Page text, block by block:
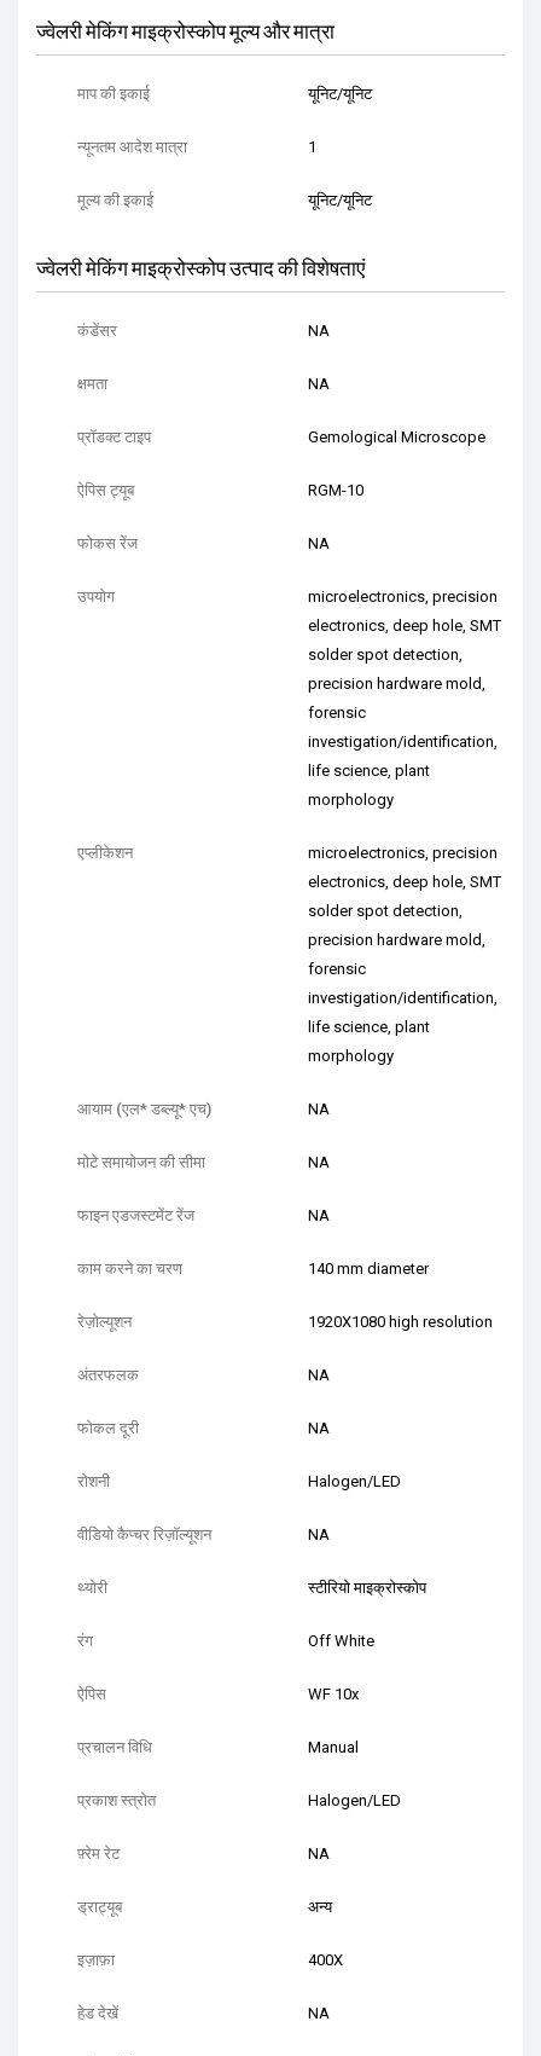
ज्वेलरी मेकिंग माइक्रोस्कोप मूल्य और मात्रा
माप की इकाई यूनिट/यूनिट
न्यूनतम आदेश मात्रा 1
मूल्य की इकाई यूनिट/यूनिट
ज्वेलरी मेकिंग माइक्रोस्कोप उत्पाद की विशेषताएं
कंडेंसर NA
क्षमता NA
प्रॉडक्ट टाइप Gemological Microscope
ऐपिस ट्यूब RGM-10
फोकस रेंज NA
उपयोग
microelectronics, precision
electronics, deep hole, SMT
solder spot detection,
precision hardware mold,
forensic
investigation/identification,
life science, plant
morphology
एप्लीकेशन
microelectronics, precision
electronics, deep hole, SMT
solder spot detection,
precision hardware mold,
forensic
investigation/identification,
life science, plant
morphology
आयाम (एल* डब्ल्यू* एच) NA
मोटे समायोजन की सीमा NA
फाइन एडजस्टमेंट रेंज NA
काम करने का चरण 140 mm diameter
रेज़ोल्यूशन 1920X1080 high resolution
अंतरफलक NA
फोकल दूरी NA
रोशनी Halogen/LED
वीडियो कैप्चर रिज़ॉल्यूशन NA
थ्योरी स्टीरियो माइक्रोस्कोप
रंग Off White
ऐपिस WF 10x
प्रचालन विधि Manual
प्रकाश स्त्रोत Halogen/LED
फ़्रेम रेट NA
ड्राट्यूब अन्य
इज़ाफ़ा 400X
हेड देखें NA